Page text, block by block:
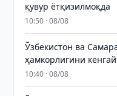
қувур ётқизилмоқда
10:50 · 08/08
Ўзбекистон ва
ҳамкорлигини
10:40 · 08/08